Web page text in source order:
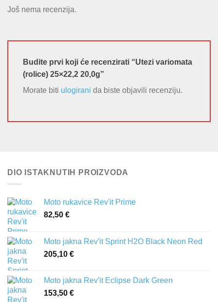
Još nema recenzija.
Budite prvi koji će recenzirati “Utezi variomata
(rolice) 25×22,2 20,0g”
Morate biti ulogirani da biste objavili recenziju.
DIO ISTAKNUTIH PROIZVODA
Moto rukavice Rev'it Prime
82,50 €
Moto jakna Rev'it Sprint H2O Black Neon Red
205,10 €
Moto jakna Rev'it Eclipse Dark Green
153,50 €